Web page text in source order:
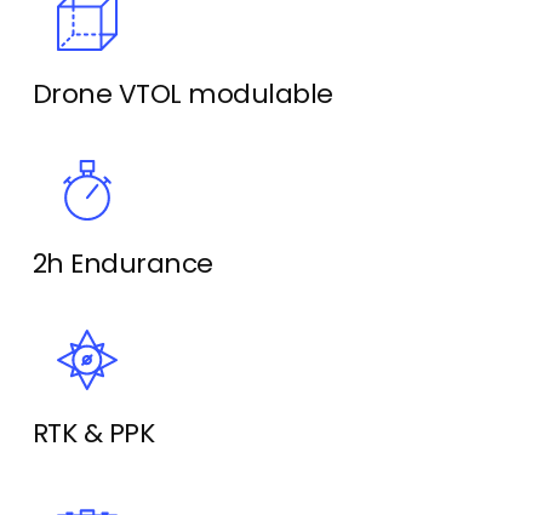
Drone VTOL modulable
2h Endurance
RTK & PPK